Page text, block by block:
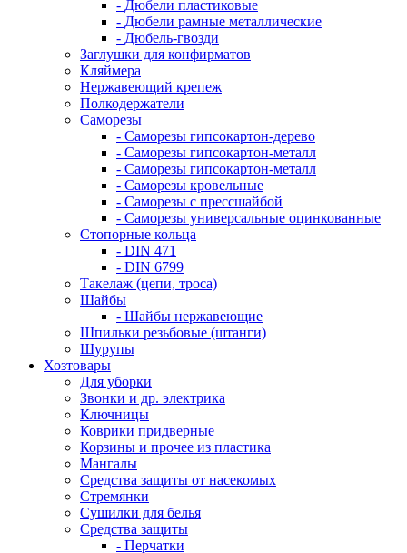
- Дюбели пластиковые
- Дюбели рамные металлические
- Дюбель-гвозди
Заглушки для конфирматов
Кляймера
Нержавеющий крепеж
Полкодержатели
Саморезы
- Саморезы гипсокартон-дерево
- Саморезы гипсокартон-металл
- Саморезы гипсокартон-металл
- Саморезы кровельные
- Саморезы с прессшайбой
- Саморезы универсальные оцинкованные
Стопорные кольца
- DIN 471
- DIN 6799
Такелаж (цепи, троса)
Шайбы
- Шайбы нержавеющие
Шпильки резьбовые (штанги)
Шурупы
Хозтовары
Для уборки
Звонки и др. электрика
Ключницы
Коврики придверные
Корзины и прочее из пластика
Мангалы
Средства защиты от насекомых
Стремянки
Сушилки для белья
Средства защиты
- Перчатки